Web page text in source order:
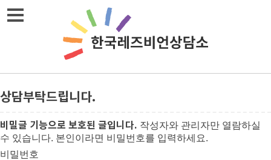
상담부탁드립니다.
비밀글 기능으로 보호된 글입니다. 작성자와 관리자만 열람하실
수 있습니다. 본인이라면 비밀번호를 입력하세요.
비밀번호